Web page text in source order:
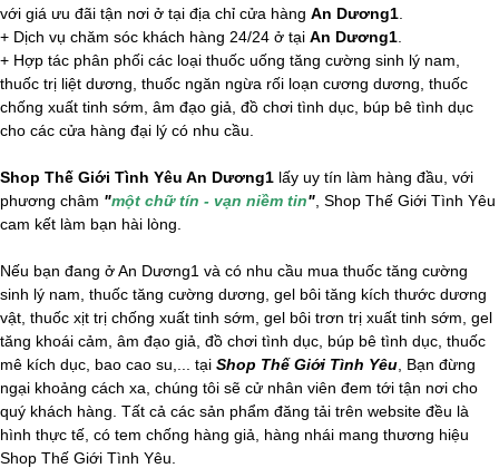
với giá ưu đãi tận nơi ở tại địa chỉ cửa hàng An Dương1
+ Dịch vụ chăm sóc khách hàng 24/24 ở tại An Dương1
+ Hợp tác phân phối các loại thuốc uống tăng cường sinh lý nam,
thuốc trị liệt dương, thuốc ngăn ngừa rối loạn cương dương, thuốc
chống xuất tinh sớm, âm đạo giả, đồ chơi tình dục, búp bê tình dục
cho các cửa hàng đại lý có nhu cầu.
Shop Thế Giới Tình Yêu An Dương1 lấy uy tín làm hàng đầu, với
phương châm "một chữ tín - vạn niềm tin" , Shop Thế Giới Tình Yêu
cam kết làm bạn hài lòng.
Nếu bạn đang ở An Dương1 và có nhu cầu mua thuốc tăng cường
sinh lý nam, thuốc tăng cường dương, gel bôi tăng kích thước dương
vật, thuốc xịt trị chống xuất tinh sớm, gel bôi trơn trị xuất tinh sớm, gel
tăng khoái cảm, âm đạo giả , đồ chơi tình dục, búp bê tình dục, thuốc
mê kích dục, bao cao su,... tại Shop Thế Giới Tình Yêu , Bạn đừng
ngại khoảng cách xa, chúng tôi sẽ cử nhân viên đem tới tận nơi cho
quý khách hàng. Tất cả các sản phẩm đăng tải trên website đều là
hình thực tế, có tem chống hàng giả, hàng nhái mang thương hiệu
Shop Thế Giới Tình Yêu.